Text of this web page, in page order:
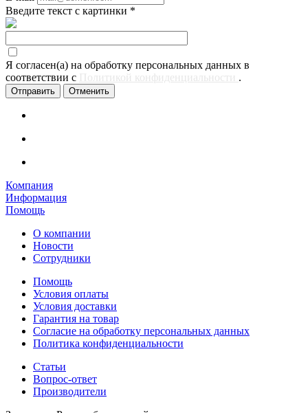
Введите текст с картинки *
Я согласен(а) на обработку персональных данных в
соответствии с Политикой конфиденциальности .
Отменить
Компания
Информация
Помощь
О компании
Новости
Сотрудники
Помощь
Условия оплаты
Условия доставки
Гарантия на товар
Согласие на обработку персональных данных
Политика конфиденциальности
Статьи
Вопрос-ответ
Производители